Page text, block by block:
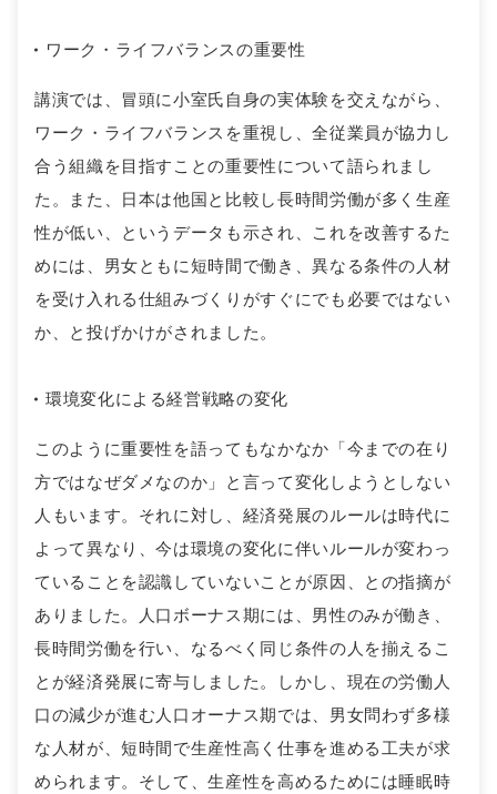
ワーク・ライフバランスの重要性
講演では、冒頭に小室氏自身の実体験を交えながら、
ワーク・ライフバランスを重視し、全従業員が協力し
合う組織を目指すことの重要性について語られまし
た。また、日本は他国と比較し長時間労働が多く生産
性が低い、というデータも示され、これを改善するた
めには、男女ともに短時間で働き、異なる条件の人材
を受け入れる仕組みづくりがすぐにでも必要ではない
か、と投げかけがされました。
環境変化による経営戦略の変化
このように重要性を語ってもなかなか「今までの在り
方ではなぜダメなのか」と言って変化しようとしない
人もいます。それに対し、経済発展のルールは時代に
よって異なり、今は環境の変化に伴いルールが変わっ
ていることを認識していないことが原因、との指摘が
ありました。人口ボーナス期には、男性のみが働き、
長時間労働を行い、なるべく同じ条件の人を揃えるこ
とが経済発展に寄与しました。しかし、現在の労働人
口の減少が進む人口オーナス期では、男女問わず多様
な人材が、短時間で生産性高く仕事を進める工夫が求
められます。そして、生産性を高めるためには睡眠時